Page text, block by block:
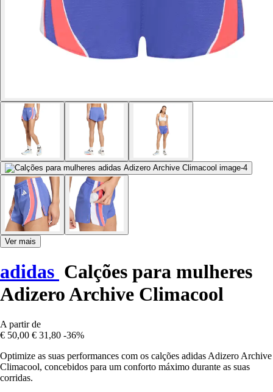
Ver mais
adidas Calções para mulheres
Adizero Archive Climacool
A partir de
€ 50,00 € 31,80 -36%
Optimize as suas performances com os calções adidas Adizero Archive
Climacool, concebidos para um conforto máximo durante as suas
corridas.